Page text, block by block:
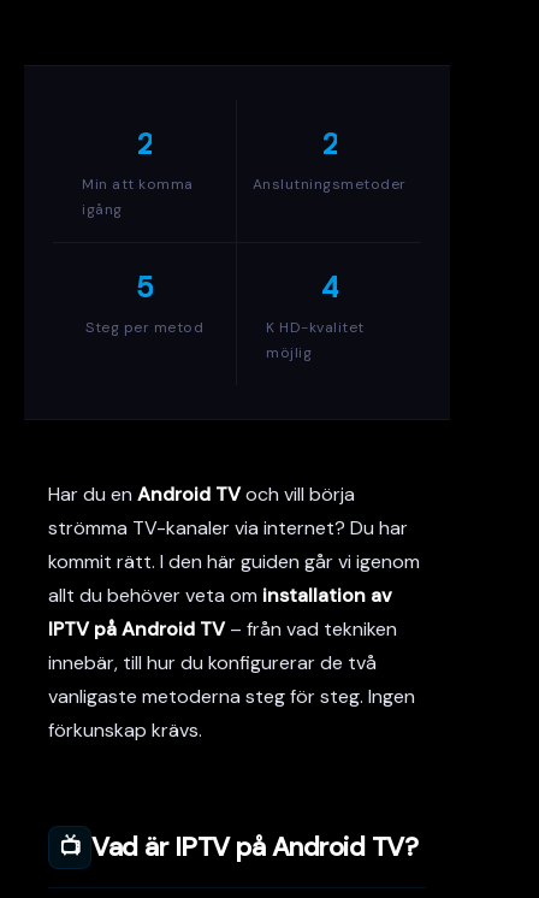
2
Min att komma
igång
2
Anslutningsmetoder
5
Steg per metod
4
K HD-kvalitet
möjlig
Har du en Android TVoch vill börja
strömma TV-kanaler via internet? Du har
kommit rätt. I den här guiden går vi igenom
allt du behöver veta om installation av
IPTV på Android TV– från vad tekniken
innebär, till hur du konfigurerar de två
vanligaste metoderna steg för steg. Ingen
förkunskap krävs.
📺 Vad är IPTV på Android TV?